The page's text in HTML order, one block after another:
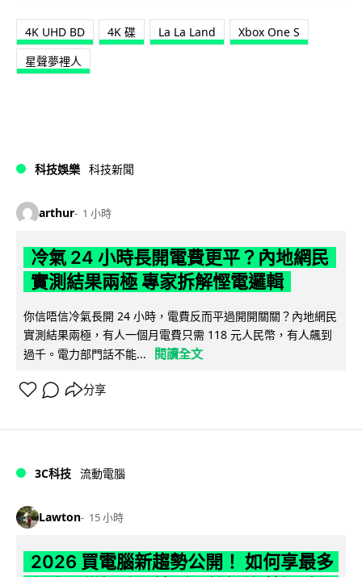
4K UHD BD 4K 碟 La La Land
Xbox One S
星聲夢裡人
科技娛樂 科技新聞
arthur 1 小時
冷氣 24 小時長開電費更平？內地網民
實測結果兩極 專家拆解慳電邏輯
你信唔信冷氣長開 24 小時，電費反而平過開開關關？內地網民
實測結果兩極，有人一個月電費只需 118 元人民幣，有人飆到
過千。電力部門話不能...
閱讀全文
分享
3C科技 流動電腦
Lawton 15 小時
2026 買電腦新趨勢公開！ 如何享最多